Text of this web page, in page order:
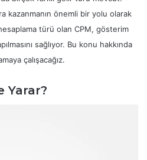
kazanmanın önemli bir yolu olarak
türü olan CPM, gösterim
sağlıyor. Bu konu hakkında
çalışacağız.
Yarar?